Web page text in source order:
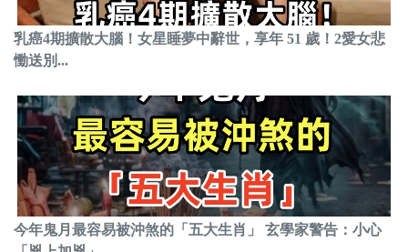
乳癌4期擴散大腦！女星睡夢中辭世，享年 51 歲！2愛女悲
慟送別...
今年鬼月最容易被沖煞的「五大生肖」 玄學家警告：小心